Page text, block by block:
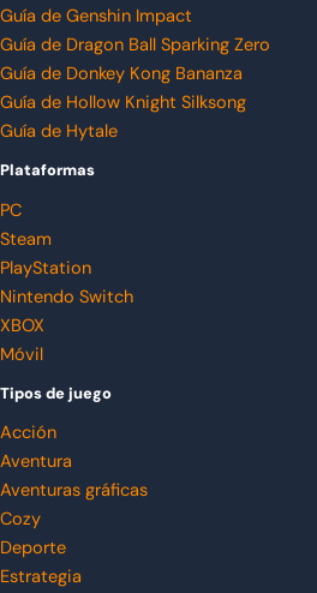
Guía de Genshin Impact
Guía de Dragon Ball Sparking Zero
Guía de Donkey Kong Bananza
Guía de Hollow Knight Silksong
Guía de Hytale
Plataformas
PC
Steam
PlayStation
Nintendo Switch
XBOX
Móvil
Tipos de juego
Acción
Aventura
Aventuras gráficas
Cozy
Deporte
Estrategia